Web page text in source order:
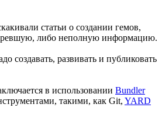
статьи о создании гемов,
либо неполную информацию.
создавать, развивать и публиковать
в использовании Bundler
такими, как Git, YARD